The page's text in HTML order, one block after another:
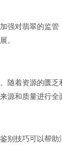
强对翡翠的监
。
随着资源的匮
源和质量进行全
技巧可以帮助